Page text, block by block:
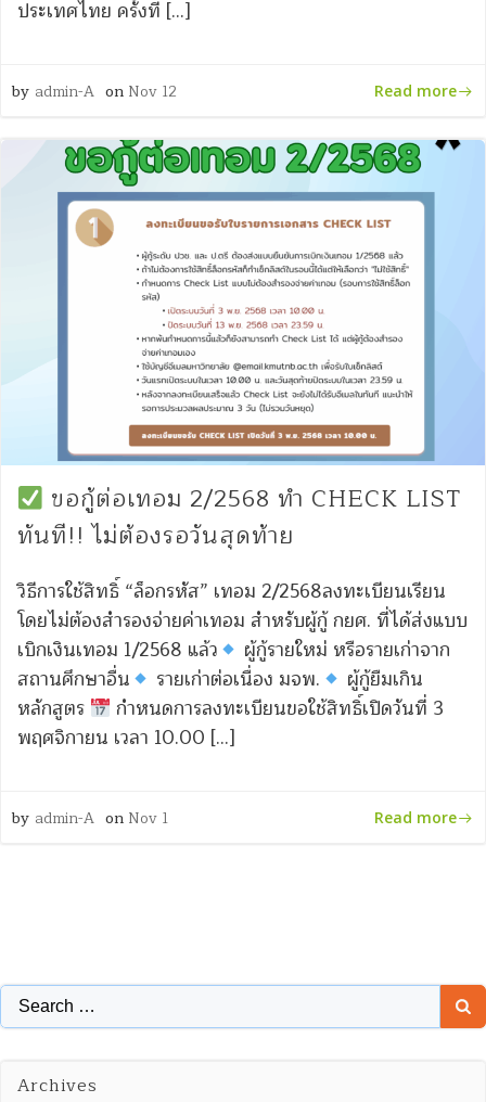
ประเทศไทย ครั้งที่ […]
by admin-A on Nov 12 Read more
ขอกู้ต่อเทอม 2/2568 ทำ CHECK LIST
ทันที!! ไม่ต้องรอวันสุดท้าย
วิธีการใช้สิทธิ์ “ล็อกรหัส” เทอม 2/2568ลงทะเบียนเรียน
โดยไม่ต้องสำรองจ่ายค่าเทอม สำหรับผู้กู้ กยศ. ที่ได้ส่งแบบ
เบิกเงินเทอม 1/2568 แล้ว
ผู้กู้รายใหม่ หรือรายเก่าจาก
สถานศึกษาอื่น
รายเก่าต่อเนื่อง มจพ.
ผู้กู้ยืมเกิน
หลักสูตร
กำหนดการลงทะเบียนขอใช้สิทธิ์เปิดวันที่ 3
พฤศจิกายน เวลา 10.00 […]
by admin-A on Nov 1 Read more
Search
for:
Archives